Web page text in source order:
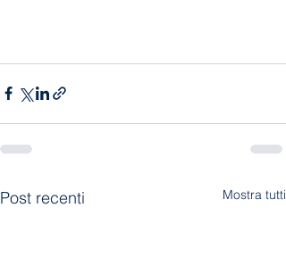
Post recenti Mostra tutti